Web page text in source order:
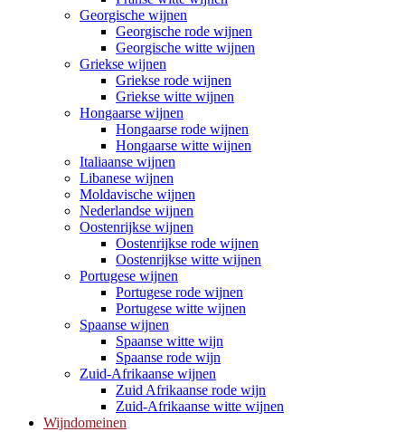
Georgische wijnen
Georgische rode wijnen
Georgische witte wijnen
Griekse wijnen
Griekse rode wijnen
Griekse witte wijnen
Hongaarse wijnen
Hongaarse rode wijnen
Hongaarse witte wijnen
Italiaanse wijnen
Libanese wijnen
Moldavische wijnen
Nederlandse wijnen
Oostenrijkse wijnen
Oostenrijkse rode wijnen
Oostenrijkse witte wijnen
Portugese wijnen
Portugese rode wijnen
Portugese witte wijnen
Spaanse wijnen
Spaanse witte wijn
Spaanse rode wijn
Zuid-Afrikaanse wijnen
Zuid Afrikaanse rode wijn
Zuid-Afrikaanse witte wijnen
Wijndomeinen